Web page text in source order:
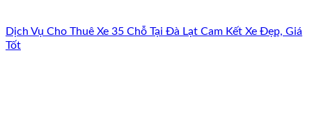
Dịch Vụ Cho Thuê Xe 35 Chỗ Tại Đà Lạt Cam Kết Xe Đẹp, Giá
Tốt